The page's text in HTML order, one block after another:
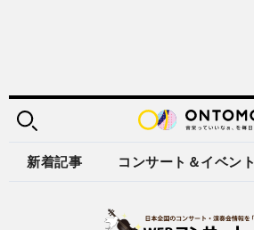
新着記事 コンサート＆イベント